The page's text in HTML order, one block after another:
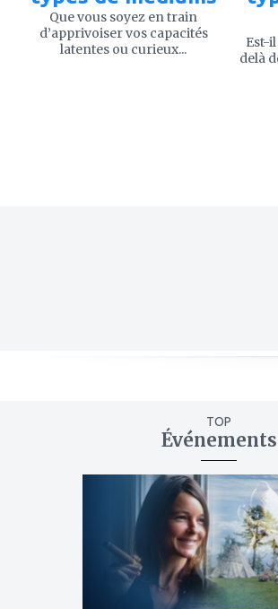
Que vous soyez en train
d’apprivoiser vos capacités
latentes ou curieux...
Est-
delà
TOP
Événements
favoris